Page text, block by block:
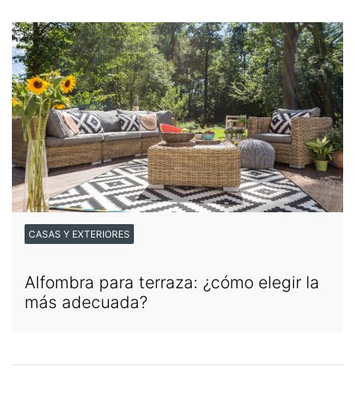
CASAS Y EXTERIORES
Alfombra para terraza: ¿cómo elegir la
más adecuada?